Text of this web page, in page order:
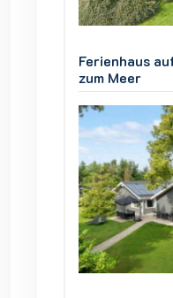
Ferienhaus
zum Meer